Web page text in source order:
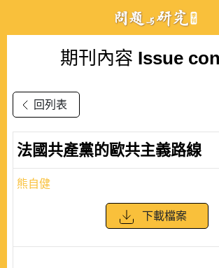
期刊內容 Issue
回列表
法國共產黨的歐共主義路線
熊自健
下載檔案